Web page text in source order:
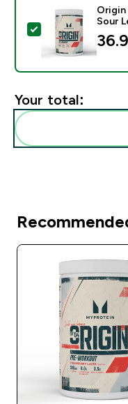
Select this
Sour
Your total: